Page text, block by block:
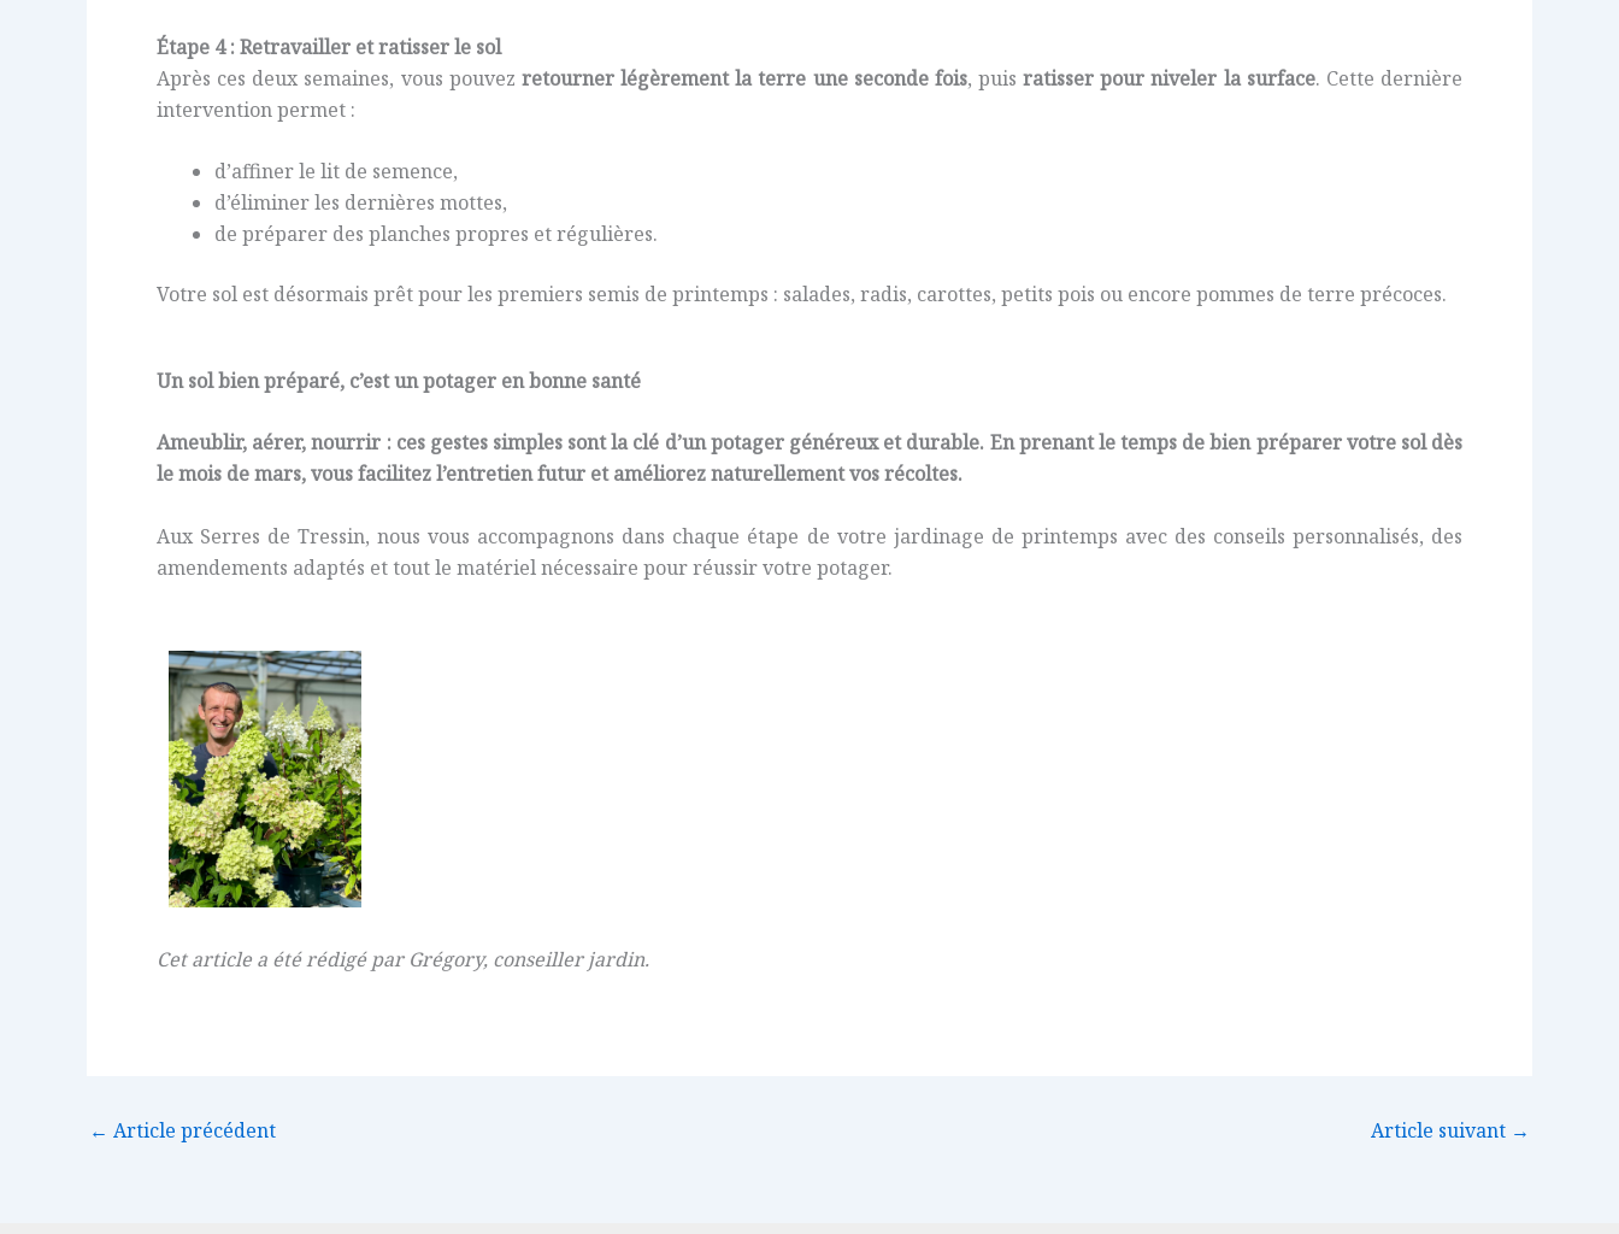
Étape 4 : Retravailler et ratisser le sol
Après ces deux semaines, vous pouvez retourner légèrement la terre une seconde fois, puisratisser pour niveler la surface. Cette dernière
intervention permet :
d’affiner le lit de semence,
d’éliminer les dernières mottes,
de préparer des planches propres et régulières.
Votre sol est désormais prêt pour les premiers semis de printemps : salades, radis, carottes, petits pois ou encore pommes de terre précoces.
Un sol bien préparé, c’est un potager en bonne santé
Ameublir, aérer, nourrir : ces gestes simples sont la clé d’un potager généreux et durable. En prenant le temps de bien préparer votre sol dès
le mois de mars, vous facilitez l’entretien futur et améliorez naturellement vos récoltes.
Aux Serres de Tressin, nous vous accompagnons dans chaque étape de votre jardinage de printemps avec des conseils personnalisés, des
amendements adaptés et tout le matériel nécessaire pour réussir votre potager.
Cet article a été rédigé par Grégory, conseiller jardin.
← Article précédent Article suivant →